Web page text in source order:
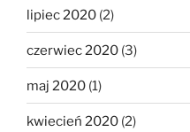
lipiec 2020 (2)
czerwiec 2020 (3)
maj 2020 (1)
kwiecień 2020 (2)